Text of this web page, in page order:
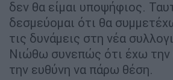
δεν θα είμαι υποψήφιος.
δεσμεύομαι ότι θα
τις δυνάμεις στη νέα
Νιώθω συνεπώς ότι έχω την
την ευθύνη να πάρω θέση.